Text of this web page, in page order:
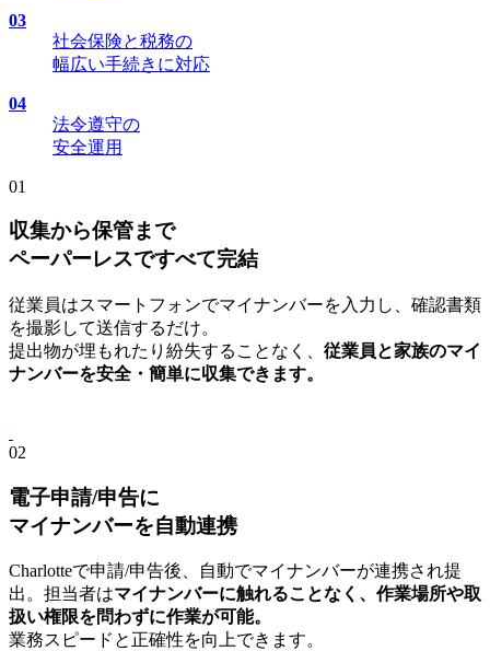
03
社会保険と税務の
幅広い手続きに対応
04
法令遵守の
安全運用
01
収集から保管まで
ペーパーレスですべて完結
従業員はスマートフォンでマイナンバーを入力し、確認書類
を撮影して送信するだけ。
提出物が埋もれたり紛失することなく、 従業員と家族のマイ
ナンバーを安全・簡単に収集できます。
02
電子申請/申告に
マイナンバーを自動連携
Charlotteで申請/申告後、自動でマイナンバーが連携され提
出。担当者はマイナンバーに触れることなく、作業場所や取
扱い権限を問わずに作業が可能。
業務スピードと正確性を向上できます。